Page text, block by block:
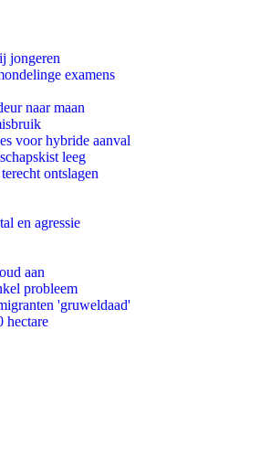
jongeren
examens
naar maan
voor hybride aanval
leeg
ontslagen
en agressie
aan
probleem
'gruweldaad'
hectare